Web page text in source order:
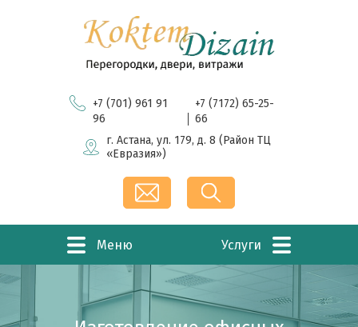
+7 (701) 961 91
96
+7 (7172) 65-25-
66
г. Астана, ул. 179, д. 8 (Район ТЦ
«Евразия»)
Меню Услуги